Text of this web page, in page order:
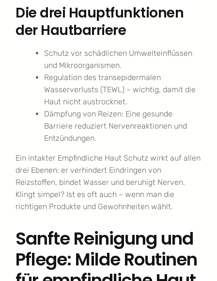
Die drei Hauptfunktionen
der Hautbarriere
Schutz vor schädlichen Umwelteinflüssen
und Mikroorganismen.
Regulation des transepidermalen
Wasserverlusts (TEWL) – wichtig, damit die
Haut nicht austrocknet.
Dämpfung von Reizen: Eine gesunde
Barriere reduziert Nervenreaktionen und
Entzündungen.
Ein intakter Empfindliche Haut Schutz wirkt auf allen
drei Ebenen: er verhindert Eindringen von
Reizstoffen, bindet Wasser und beruhigt Nerven.
Klingt simpel? Ist es oft auch – wenn man die
richtigen Produkte und Gewohnheiten wählt.
Sanfte Reinigung und
Pflege: Milde Routinen